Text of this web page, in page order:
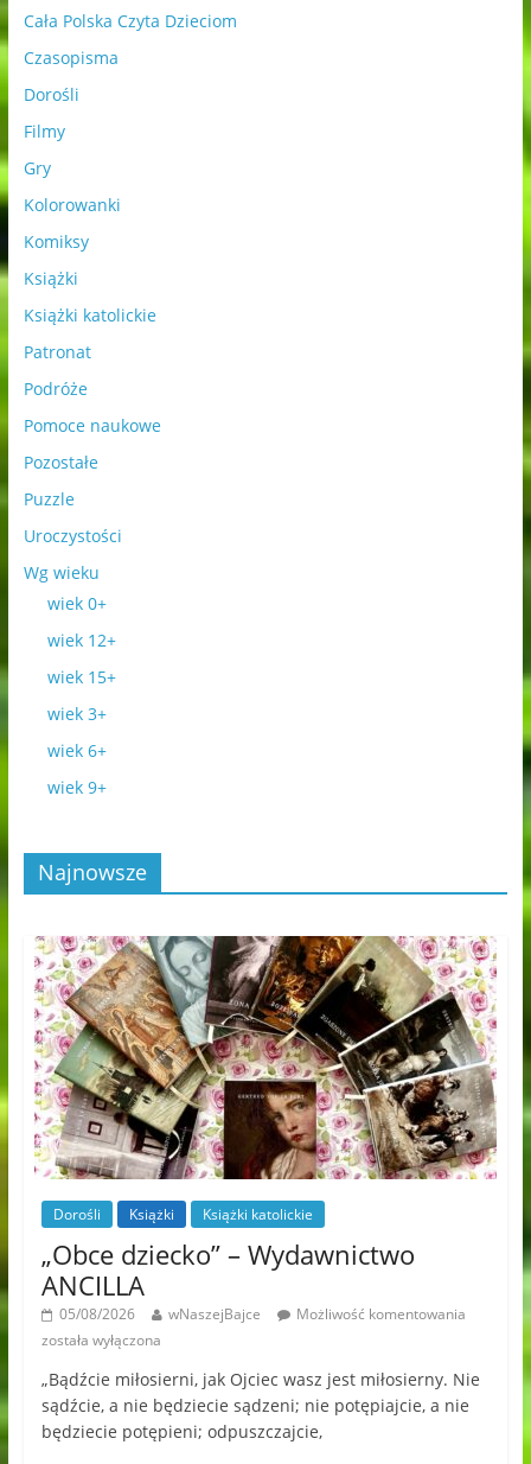
Cała Polska Czyta Dzieciom
Czasopisma
Dorośli
Filmy
Gry
Kolorowanki
Komiksy
Książki
Książki katolickie
Patronat
Podróże
Pomoce naukowe
Pozostałe
Puzzle
Uroczystości
Wg wieku
wiek 0+
wiek 12+
wiek 15+
wiek 3+
wiek 6+
wiek 9+
Najnowsze
Dorośli Książki Książki katolickie
„Obce dziecko” – Wydawnictwo
ANCILLA
05/08/2026 wNaszejBajce
Możliwość komentowania
została wyłączona
„Bądźcie miłosierni, jak Ojciec wasz jest miłosierny. Nie
sądźcie, a nie będziecie sądzeni; nie potępiajcie, a nie
będziecie potępieni; odpuszczajcie,